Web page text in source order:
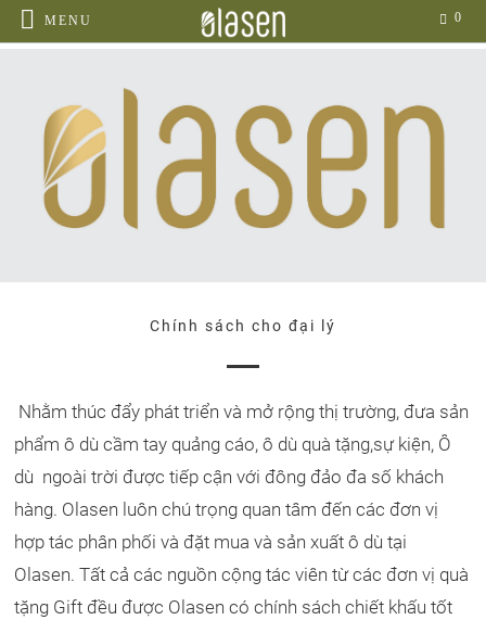
MENU 0
Chính sách cho đại lý
Nhằm thúc đẩy phát triển và mở rộng thị trường, đưa sản
phẩm ô dù cầm tay quảng cáo, ô dù quà tặng,sự kiện, Ô
dù ngoài trời được tiếp cận với đông đảo đa số khách
hàng. Olasen luôn chú trọng quan tâm đến các đơn vị
hợp tác phân phối và đặt mua và sản xuất ô dù tại
Olasen. Tất cả các nguồn cộng tác viên từ các đơn vị quà
tặng Gift đều được Olasen có chính sách chiết khấu tốt